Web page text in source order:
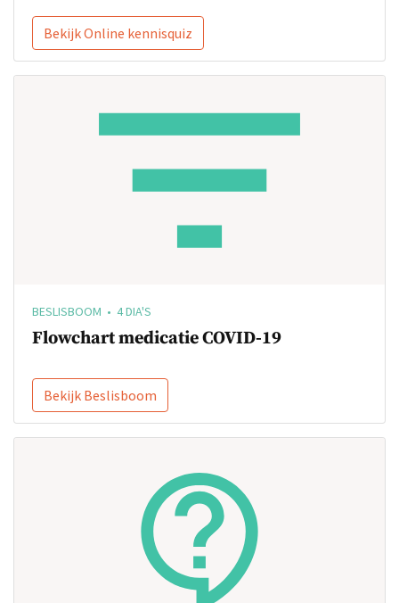
Bekijk Online kennisquiz
BESLISBOOM • 4 DIA'S
Flowchart medicatie COVID-19
Bekijk Beslisboom